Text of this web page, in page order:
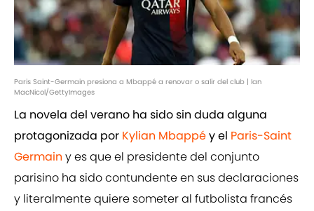
Paris Saint-Germain presiona a Mbappé a renovar o salir del club | Ian
MacNicol/GettyImages
La novela del verano ha sido sin duda alguna
protagonizada por Kylian Mbappéy el Paris-Saint
Germain y es que el presidente del conjunto
parisino ha sido contundente en sus declaraciones
y literalmente quiere someter al futbolista francés